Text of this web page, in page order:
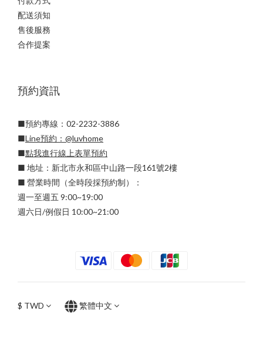
配送須知
售後服務
合作提案
預約資訊
■預約專線：02-2232-3886
■Line預約： @luvhome
■點我進行線上表單預約
■ 地址：新北市永和區中山路一段161號2樓
■ 營業時間（全時段採預約制）：
週一至週五 9:00~19:00
週六日/例假日 10:00~21:00
$ TWD 繁體中文